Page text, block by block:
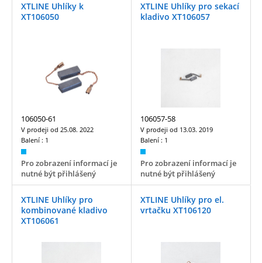
XTLINE Uhlíky k
XT106050
106050-61
V prodeji od 25.08. 2022
Balení : 1
Pro zobrazení informací je
nutné být přihlášený
XTLINE Uhlíky pro sekací
kladivo XT106057
106057-58
V prodeji od 13.03. 2019
Balení : 1
Pro zobrazení informací je
nutné být přihlášený
XTLINE Uhlíky pro
kombinované kladivo
XT106061
XTLINE Uhlíky pro el.
vrtačku XT106120